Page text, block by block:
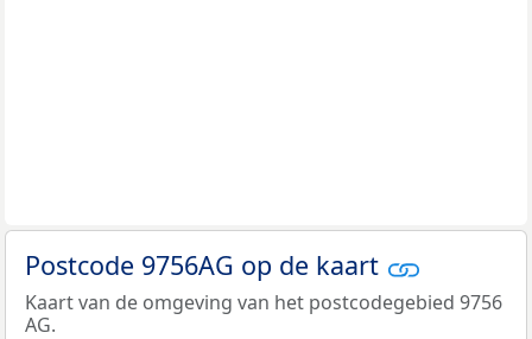
Postcode 9756AG op de kaart
Kaart van de omgeving van het postcodegebied 9756
AG.